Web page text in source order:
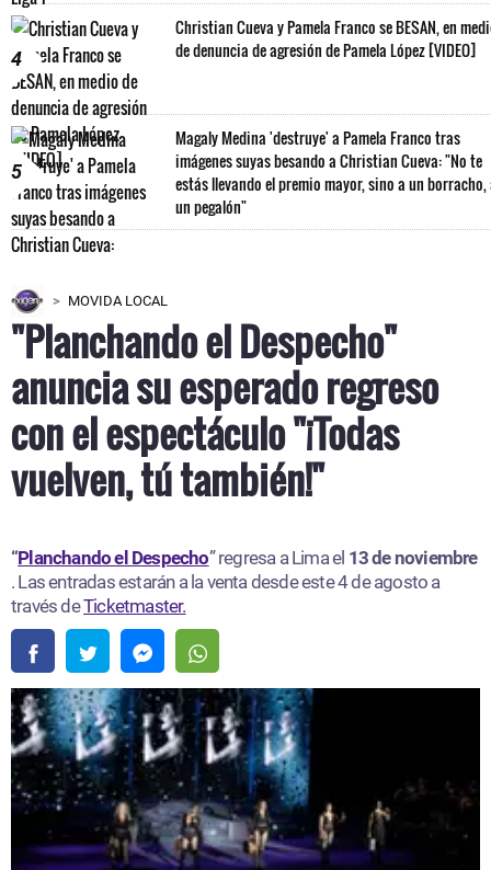
4
Christian Cueva y Pamela Franco se BESAN, en
de denuncia de agresión de Pamela López [VIDEO]
5
Magaly Medina 'destruye' a Pamela Franco tras
imágenes suyas besando a Christian Cueva: "No te
estás llevando el premio mayor, sino a un borracho,
un pegalón"
MOVIDA LOCAL
"Planchando el Despecho"
anuncia su esperado regreso
con el espectáculo "¡Todas
vuelven, tú también!"
“Planchando el Despecho” regresa a Lima el 13 de noviembre
. Las entradas estarán a la venta desde este 4 de agosto a
través deTicketmaster.